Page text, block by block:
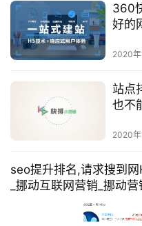
360
好的
2020年
站点
也不
2020年
seo提升排名,请求搜到
_挪动互联网营销_挪动营